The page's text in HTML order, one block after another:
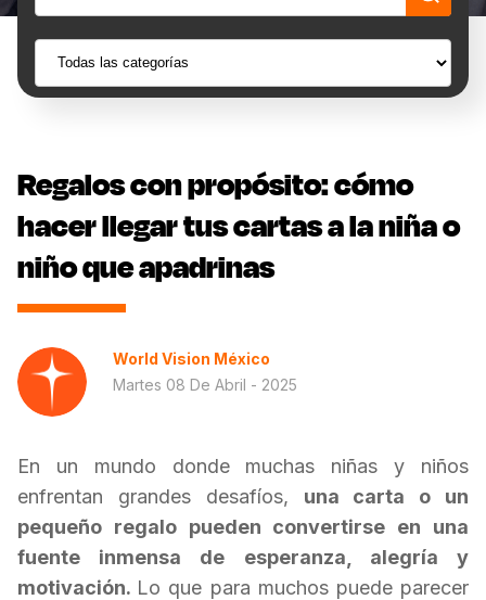
Regalos con propósito: cómo
hacer llegar tus cartas a la niña o
niño que apadrinas
World Vision México
Martes 08 De Abril - 2025
En un mundo donde muchas niñas y niños
enfrentan grandes desafíos, una carta o un
pequeño regalo pueden convertirse en una
fuente inmensa de esperanza, alegría y
motivación. Lo que para muchos puede parecer